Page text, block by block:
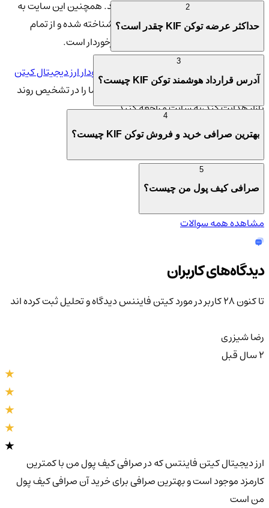
خیالی آسوده ارز خود را از آن خریداری کنید. همچنین این سایت به
عنوان کیف پول رسمی KIF برای ایرانیان شناخته شده و از تمام
امکانات یک ولت حرفه ای و بین المللی برخوردار است.
همچنین می توانید برای بررسی نوسانات و
نمودار ارز دیجیتال کیتن
فایننس KIF
در کیف پول من، که می تواند شما را در تشخیص روند
بازار هدایت کند،به سایت مراجعه کنید.
حداکثر عرضه توکن KIF چقدر است؟
آدرس قرارداد هوشمند توکن KIF چیست؟
بهترین صرافی خرید و فروش توکن KIF چیست؟
صرافی کیف پول من چیست؟
مشاهده همه سوالات
دیدگاه‌های کاربران
تا کنون 28 کاربر در مورد کیتن فایننسدیدگاه و تحلیل ثبت کرده اند
رضا شیزری
ارز دیجیتال کیتن فاینتس که در صرافی کیف پول من با کمترین
کارمزد موجود است و بهترین صرافی برای خرید آن صرافی کیف پول
من است